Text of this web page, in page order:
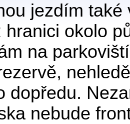
jezdím
hranici okolo
na
dopředu.
nebude